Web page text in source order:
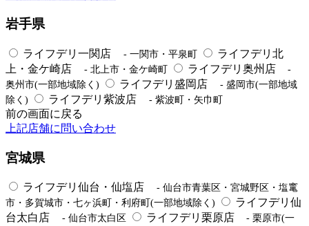
岩手県
ライフデリ一関店 - 一関市・平泉町
ライフデリ北
上・金ケ崎店
- 北上市・金ケ崎町 ライフデリ奥州店
-
奥州市(一部地域除く)
ライフデリ盛岡店
- 盛岡市(一部地域
除く)
ライフデリ紫波店 - 紫波町・矢巾町
前の画面に戻る
上記店舗に問い合わせ
宮城県
ライフデリ仙台・仙塩店
- 仙台市青葉区・宮城野区・塩竃
市・多賀城市・七ヶ浜町・利府町(一部地域除く)
ライフデリ仙
台太白店
- 仙台市太白区 ライフデリ栗原店 - 栗原市(一